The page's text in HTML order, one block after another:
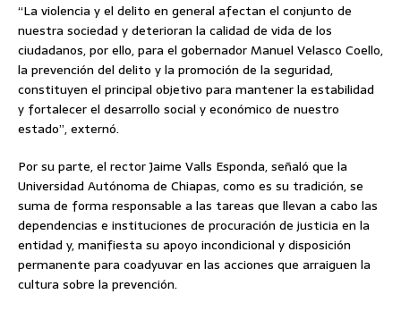
“La violencia y el delito en general afectan el conjunto de
nuestra sociedad y deterioran la calidad de vida de los
ciudadanos, por ello, para el gobernador Manuel Velasco Coello,
la prevención del delito y la promoción de la seguridad,
constituyen el principal objetivo para mantener la estabilidad
y fortalecer el desarrollo social y económico de nuestro
estado”, externó.
Por su parte, el rector Jaime Valls Esponda, señaló que la
Universidad Autónoma de Chiapas, como es su tradición, se
suma de forma responsable a las tareas que llevan a cabo las
dependencias e instituciones de procuración de justicia en la
entidad y, manifiesta su apoyo incondicional y disposición
permanente para coadyuvar en las acciones que arraiguen la
cultura sobre la prevención.